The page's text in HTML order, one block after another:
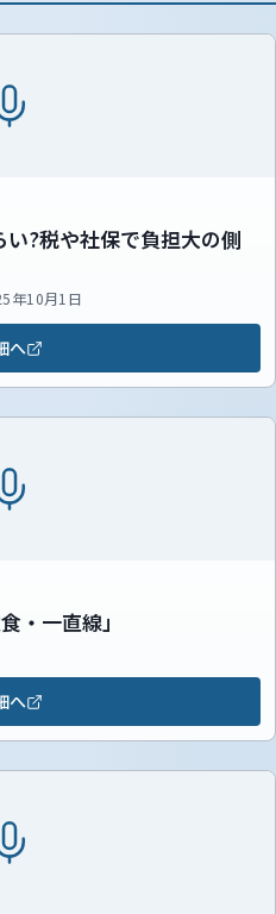
?税や社保で負担大の側
年10月1日
へ
・一直線」
へ